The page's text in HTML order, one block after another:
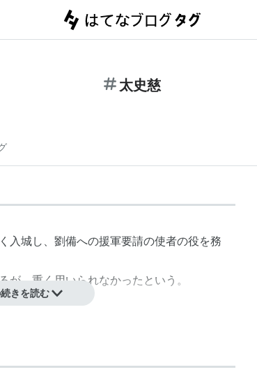
太史慈
入城し、劉備への援軍要請の使者の役を務
が、重く用いられなかったという。
けに終わった。
きません」と答えると、孫策は「あなたが
きを読む